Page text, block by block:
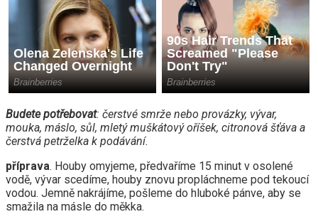
Budete potřebovat: čerstvé smrže nebo provázky, vývar,
mouka, máslo, sůl, mletý muškátový oříšek, citronová šťáva a
čerstvá petrželka k podávání.
příprava. Houby omyjeme, předvaříme 15 minut v osolené
vodě, vývar scedíme, houby znovu propláchneme pod tekoucí
vodou. Jemně nakrájíme, pošleme do hluboké pánve, aby se
smažila na másle do měkka.